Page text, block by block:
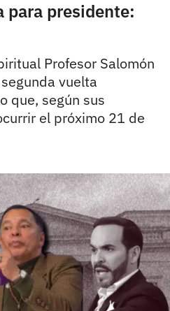
para presidente:
Profesor Salomón
vuelta
que, según sus
el próximo 21 de